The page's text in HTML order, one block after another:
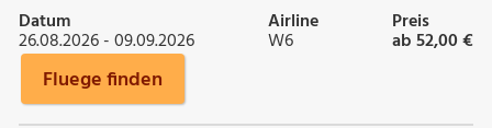
Datum
26.08.2026 - 09.09.2026
Airline
W6
Preis
ab 52,00 €
Fluege finden